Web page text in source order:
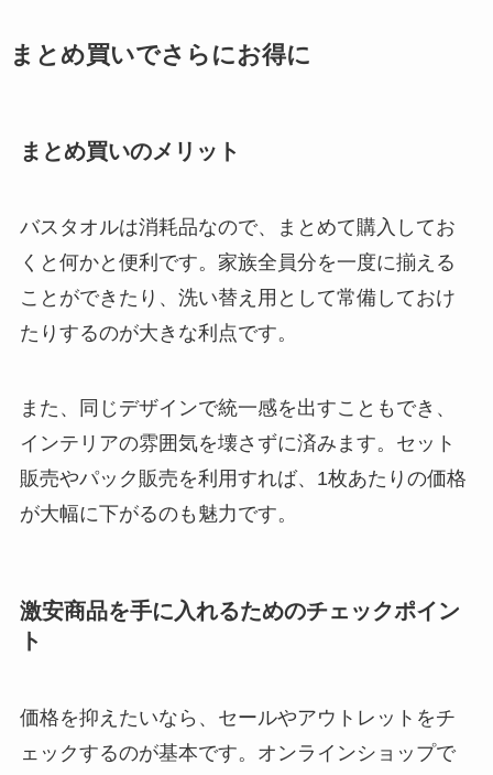
まとめ買いでさらにお得に
まとめ買いのメリット
バスタオルは消耗品なので、まとめて購入してお
くと何かと便利です。家族全員分を一度に揃える
ことができたり、洗い替え用として常備しておけ
たりするのが大きな利点です。
また、同じデザインで統一感を出すこともでき、
インテリアの雰囲気を壊さずに済みます。セット
販売やパック販売を利用すれば、1枚あたりの価格
が大幅に下がるのも魅力です。
激安商品を手に入れるためのチェックポイン
ト
価格を抑えたいなら、セールやアウトレットをチ
ェックするのが基本です。オンラインショップで